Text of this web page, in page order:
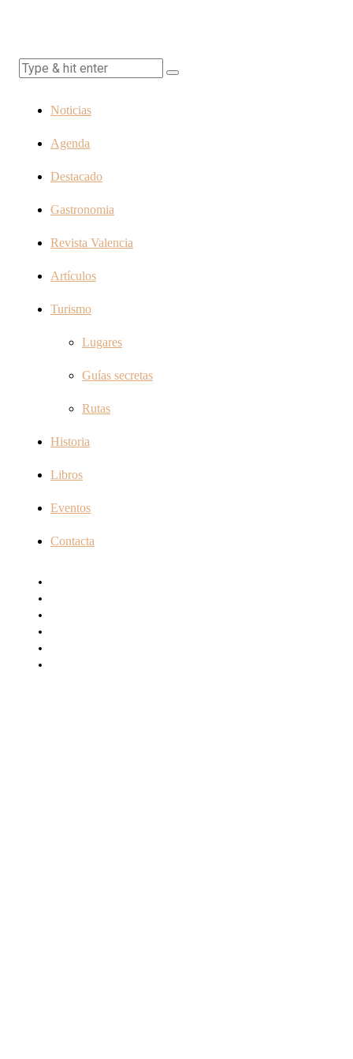
Noticias
Agenda
Destacado
Gastronomia
Revista Valencia
Artículos
Turismo
Lugares
Guías secretas
Rutas
Historia
Libros
Eventos
Contacta